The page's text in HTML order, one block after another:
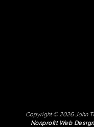
Copyright © 2026 John
Nonprofit Web Design